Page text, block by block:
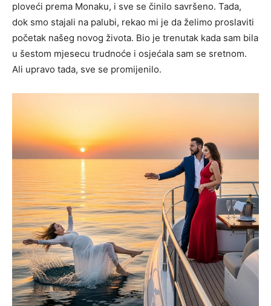
ploveći prema Monaku, i sve se činilo savršeno. Tada,
dok smo stajali na palubi, rekao mi je da želimo proslaviti
početak našeg novog života. Bio je trenutak kada sam bila
u šestom mjesecu trudnoće i osjećala sam se sretnom.
Ali upravo tada, sve se promijenilo.